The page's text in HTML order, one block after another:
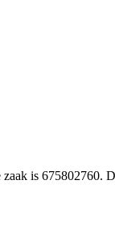
is 675802760.